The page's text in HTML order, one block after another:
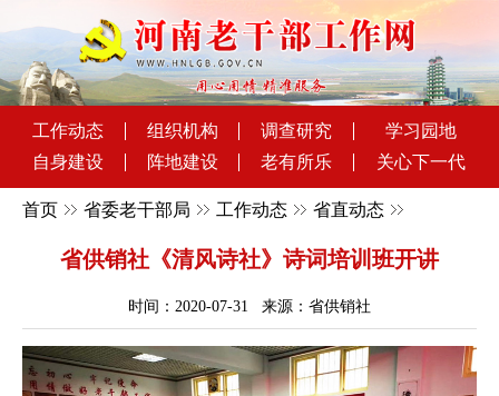
工作动态 组织机构 调查研究
学习园地
自身建设
阵地建设 老有所乐 关心下一代
首页 省委老干部局 工作动态 省直动态
省供销社《清风诗社》诗词培训班开讲
时间：2020-07-31 来源：省供销社